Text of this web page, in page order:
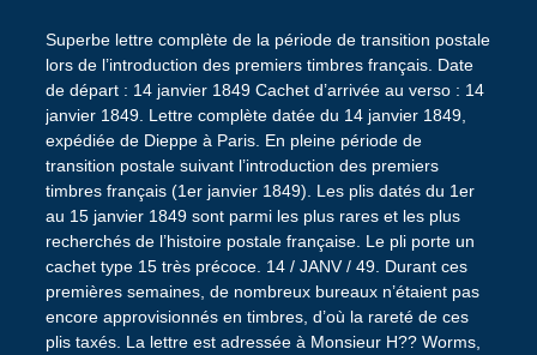
Superbe lettre complète de la période de transition postale
lors de l’introduction des premiers timbres français. Date
de départ : 14 janvier 1849 Cachet d’arrivée au verso : 14
janvier 1849. Lettre complète datée du 14 janvier 1849,
expédiée de Dieppe à Paris. En pleine période de
transition postale suivant l’introduction des premiers
timbres français (1er janvier 1849). Les plis datés du 1er
au 15 janvier 1849 sont parmi les plus rares et les plus
recherchés de l’histoire postale française. Le pli porte un
cachet type 15 très précoce. 14 / JANV / 49. Durant ces
premières semaines, de nombreux bureaux n’étaient pas
encore approvisionnés en timbres, d’où la rareté de ces
plis taxés. La lettre est adressée à Monsieur H?? Worms,